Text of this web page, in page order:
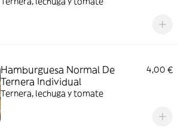
Hamburguesa Normal De
Ternera Individual
4,00 €
Ternera, lechuga y tomate